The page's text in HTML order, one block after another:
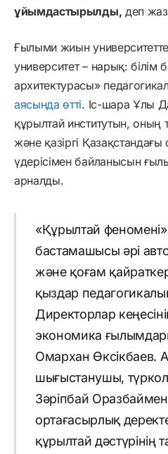
ұйымдастырылды, деп
Ғылыми жиын
университет – нарық: білім
архитектурасы»
аясында өтті. Іс-шара Ұлы
құрылтай институтын, оның
және қазіргі
үдерісімен байланысын
арналды.
«Құрылтай феномені»
бастамашысы әрі
және қоғам
қыздар
Директорлар
экономика
Омархан Өксікбаев.
шығыстанушы,
Зәріпбай Оразбаймен
ортағасырлық
құрылтай дәстүрінің